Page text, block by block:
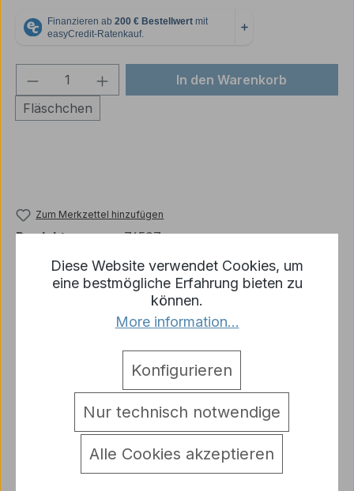
Produkt Anzahl: Gib den
Fläschchen
In den Warenkorb
Zum Merkzettel hinzufügen
Produktnummer:76507
Model Wash 507 DARK Rust - Dunkel Rost Effekt
Hersteller: Acrylicos Vallejo Inhalt: 35 ml Für
Hersteller
Bewertungen
Diese Website verwendet Cookies, um
eine bestmögliche Erfahrung bieten zu
können.
More information...
Nur technisch notwendige
Konfigurieren
Alle Cookies akzeptieren